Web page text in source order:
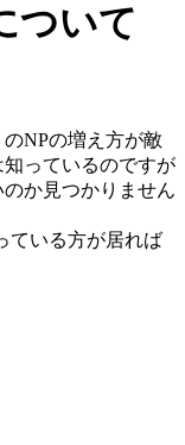
ついて
NPの増え方が敵
っているのですが
か見つかりません
ている方が居れば